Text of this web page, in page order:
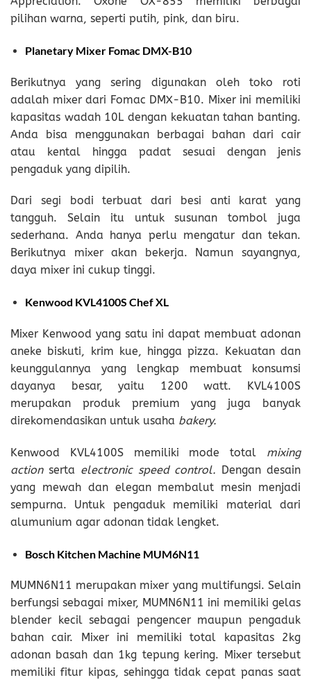
pilihan warna, seperti putih, pink, dan biru.
Planetary Mixer Fomac DMX-B10
Berikutnya yang sering digunakan oleh toko roti
adalah mixer dari Fomac DMX-B10. Mixer ini memiliki
kapasitas wadah 10L dengan kekuatan tahan banting.
Anda bisa menggunakan berbagai bahan dari cair
atau kental hingga padat sesuai dengan jenis
pengaduk yang dipilih.
Dari segi bodi terbuat dari besi anti karat yang
tangguh. Selain itu untuk susunan tombol juga
sederhana. Anda hanya perlu mengatur dan tekan.
Berikutnya mixer akan bekerja. Namun sayangnya,
daya mixer ini cukup tinggi.
Kenwood KVL4100S Chef XL
Mixer Kenwood yang satu ini dapat membuat adonan
aneke biskuti, krim kue, hingga pizza. Kekuatan dan
keunggulannya yang lengkap membuat konsumsi
dayanya besar, yaitu 1200 watt. KVL4100S
merupakan produk premium yang juga banyak
direkomendasikan untuk usaha bakery.
Kenwood KVL4100S memiliki mode total mixing
action serta electronic speed control. Dengan desain
yang mewah dan elegan membalut mesin menjadi
sempurna. Untuk pengaduk memiliki material dari
alumunium agar adonan tidak lengket.
Bosch Kitchen Machine MUM6N11
MUMN6N11 merupakan mixer yang multifungsi. Selain
berfungsi sebagai mixer, MUMN6N11 ini memiliki gelas
blender kecil sebagai pengencer maupun pengaduk
bahan cair. Mixer ini memiliki total kapasitas 2kg
adonan basah dan 1kg tepung kering. Mixer tersebut
memiliki fitur kipas, sehingga tidak cepat panas saat